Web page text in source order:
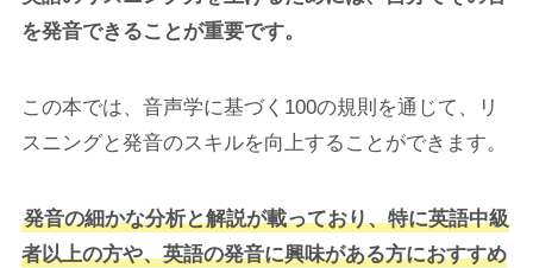
を発音できることが重要です。
この本では、音声学に基づく100の規則を通じて、リ
スニングと発音のスキルを向上することができます。
発音の細かな分析と解説が載っており、特に英語中級
者以上の方や、英語の発音に興味がある方におすすめ